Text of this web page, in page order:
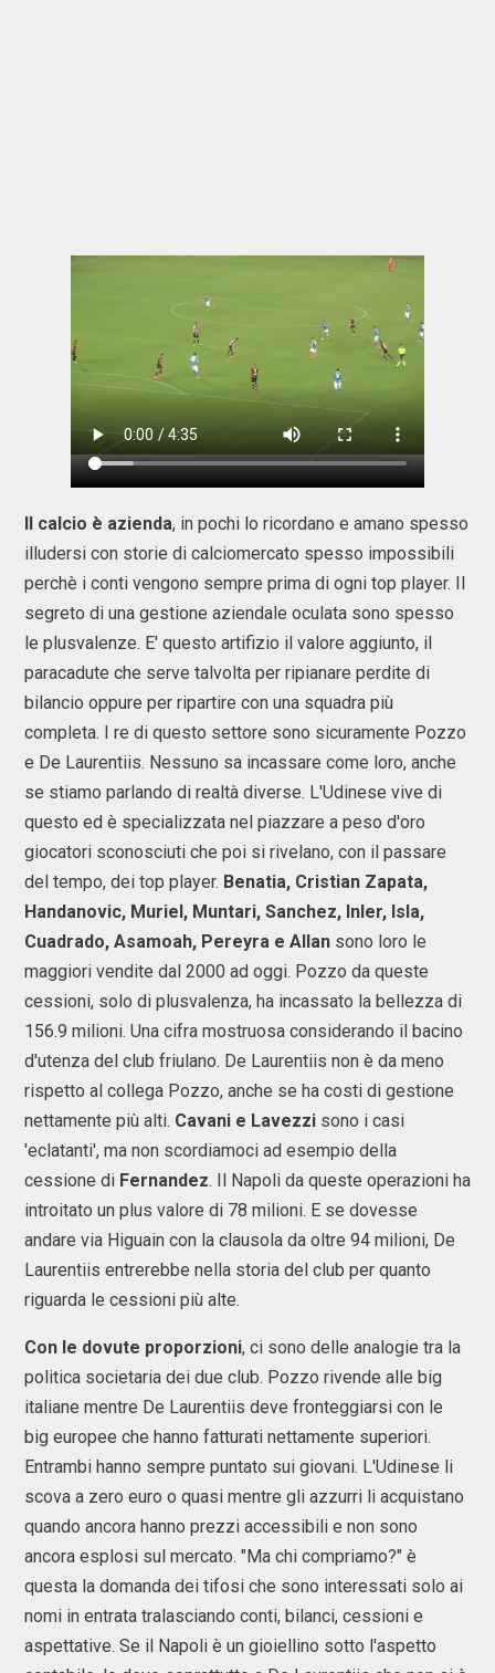
Il calcio è azienda, in pochi lo ricordano e amano spesso
illudersi con storie di calciomercato spesso impossibili
perchè i conti vengono sempre prima di ogni top player. Il
segreto di una gestione aziendale oculata sono spesso
le plusvalenze. E' questo artifizio il valore aggiunto, il
paracadute che serve talvolta per ripianare perdite di
bilancio oppure per ripartire con una squadra più
completa. I re di questo settore sono sicuramente Pozzo
e De Laurentiis. Nessuno sa incassare come loro, anche
se stiamo parlando di realtà diverse. L'Udinese vive di
questo ed è specializzata nel piazzare a peso d'oro
giocatori sconosciuti che poi si rivelano, con il passare
del tempo, dei top player. Benatia, Cristian Zapata,
Handanovic, Muriel, Muntari, Sanchez, Inler, Isla,
Cuadrado, Asamoah, Pereyra e Allan sono loro le
maggiori vendite dal 2000 ad oggi. Pozzo da queste
cessioni, solo di plusvalenza, ha incassato la bellezza di
156.9 milioni. Una cifra mostruosa considerando il bacino
d'utenza del club friulano. De Laurentiis non è da meno
rispetto al collega Pozzo, anche se ha costi di gestione
nettamente più alti. Cavani e Lavezzi sono i casi
'eclatanti', ma non scordiamoci ad esempio della
cessione di Fernandez. Il Napoli da queste operazioni ha
introitato un plus valore di 78 milioni. E se dovesse
andare via Higuain con la clausola da oltre 94 milioni, De
Laurentiis entrerebbe nella storia del club per quanto
riguarda le cessioni più alte.
Con le dovute proporzioni, ci sono delle analogie tra la
politica societaria dei due club. Pozzo rivende alle big
italiane mentre De Laurentiis deve fronteggiarsi con le
big europee che hanno fatturati nettamente superiori.
Entrambi hanno sempre puntato sui giovani. L'Udinese li
scova a zero euro o quasi mentre gli azzurri li acquistano
quando ancora hanno prezzi accessibili e non sono
ancora esplosi sul mercato. "Ma chi compriamo?" è
questa la domanda dei tifosi che sono interessati solo ai
nomi in entrata tralasciando conti, bilanci, cessioni e
aspettative. Se il Napoli è un gioiellino sotto l'aspetto